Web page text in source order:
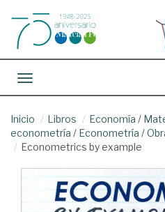
Toggle navigation
Inicio Libros Economía /
econometría / Econometría /
Econometrics by example